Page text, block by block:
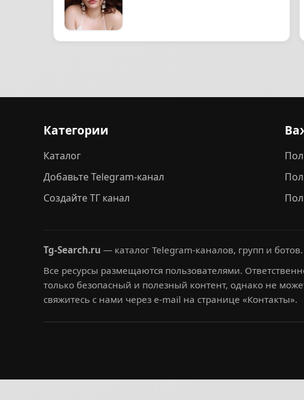
Категории
Каталог
Добавьте Telegram-канал
Создайте ТГ канал
Tg-Search.ru — каталог Telegram-каналов, групп и ботов.
Все ресурсы размещаются пользователями.
только безопасный и полезный контент, однако не
свяжитесь с нами через e-mail на странице «Контакты».